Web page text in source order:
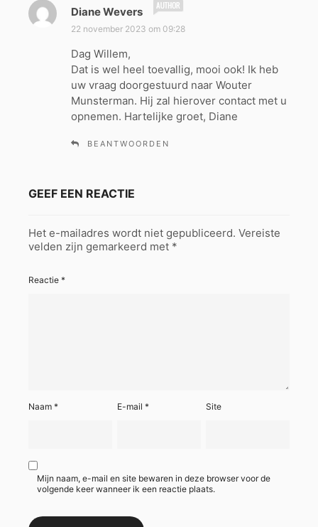
Diane Wevers
e
e
f
:
22 november 2023 om 09:28
Dag Willem,
Dat is wel heel toevallig, mooi ook! Ik heb
uw vraag doorgestuurd naar Wouter
Munsterman. Hij zal hierover contact met u
opnemen. Hartelijke groet, Diane
BEANTWOORDEN
GEEF EEN REACTIE
Het e-mailadres wordt niet gepubliceerd. Vereiste
velden zijn gemarkeerd met *
Reactie *
Naam * E-mail* Site
Mijn naam, e-mail en site bewaren in deze browser voor de
volgende keer wanneer ik een reactie plaats.